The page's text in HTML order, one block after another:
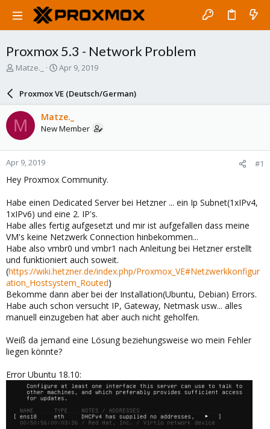
Proxmox 5.3 - Network Problem
T
a
d
s
t
a
r
t
e
r
Matze._
S
a
r
d
a
e
Apr 9, 2019
Proxmox VE (Deutsch/German)
M Matze._
New Member
Apr 9, 2019 #1
Hey Proxmox Community.
Habe einen Dedicated Server bei Hetzner ... ein Ip Subnet(1xIPv4,
1xIPv6) und eine 2. IP's.
Habe alles fertig aufgesetzt und mir ist aufgefallen dass meine
VM's keine Netzwerk Connection hinbekommen...
Habe also vmbr0 und vmbr1 nach Anleitung bei Hetzner erstellt
und funktioniert auch soweit.
(https://wiki.hetzner.de/index.php/Proxmox_VE#Netzwerkkonfigur
ation_Hostsystem_Routed)
Bekomme dann aber bei der Installation(Ubuntu, Debian) Errors.
Habe auch schon versucht IP, Gateway, Netmask usw... alles
manuell einzugeben hat aber auch nicht geholfen.
Weiß da jemand eine Lösung beziehungsweise wo mein Fehler
liegen könnte?
Error Ubuntu 18.10: